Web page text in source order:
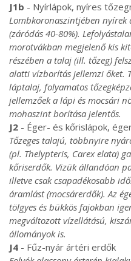
J1b - Nyírlápok, nyíres
Lombkoronaszintjében
(záródás 40-80%).
morotvákban megjelenő kis
részében a talaj (ill. tőzeg)
alatti vízborítás jellemzi őket.
láptalaj, folyamatos
jellemzőek a lápi és mocsári
mohaszint borítása jelentős.
J2 - Éger- és kőrislápok,
Tőzeges talajú, többnyire
(pl. Thelypteris, Carex elata)
kőriserdők. Vizük állandóan
illetve csak csapadékosabb
áramlást (mocsárerdők). Az
tölgyes és bükkös fajokban
megváltozott vízellátású,
állományok is.
J4 - Fűz-nyár ártéri erdők